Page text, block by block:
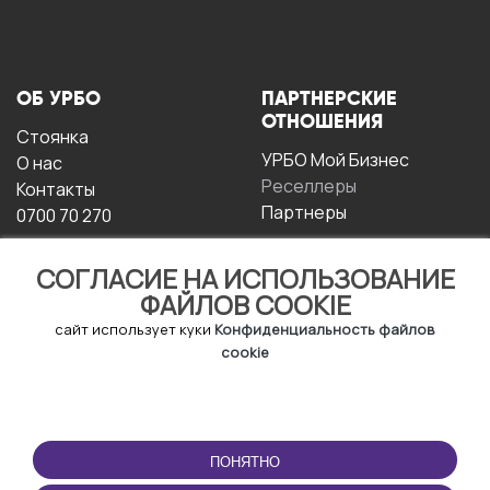
СОГЛАСИЕ НА ИСПОЛЬЗОВАНИЕ
ФАЙЛОВ COOKIE
сайт использует куки Конфиденциальность файлов
cookie
ПОНЯТНО
ОБ УРБО
Стоянка
О нас
Контакты
0700 70 270
ПАРТНЕРСКИЕ
ОТНОШЕНИЯ
УРБО Мой Бизнес
Реселлеры
Партнеры
ЭКСПЛУАТАЦИИ
Условия и положения
ПРИЛОЖЕНИЕ